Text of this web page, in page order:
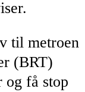
til metroen
(BRT)
og få stop